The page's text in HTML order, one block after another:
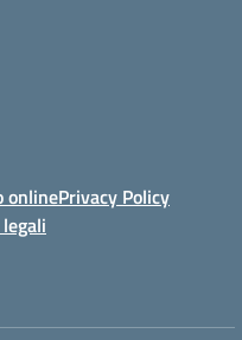
onlinePrivacy Policy